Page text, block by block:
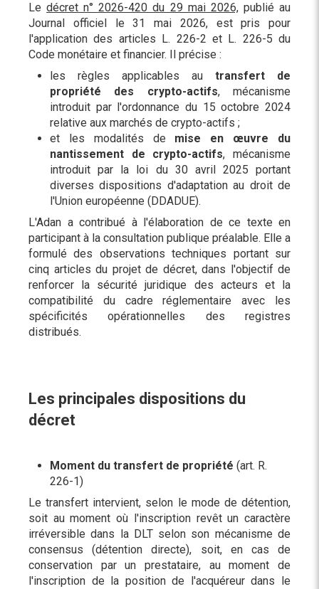
Ledécret n° 2026-420 du 29 mai 2026,publié au
Journal officiel le 31 mai 2026, est pris pour
l'application des articles L. 226-2 et L. 226-5 du
Code monétaire et financier. Il précise :
les règles applicables au transfert de
propriété des crypto-actifs, mécanisme
introduit par l'ordonnance du 15 octobre 2024
relative aux marchés de crypto-actifs ;
et les modalités de mise en œuvre du
nantissement de crypto-actifs, mécanisme
introduit par la loi du 30 avril 2025 portant
diverses dispositions d'adaptation au droit de
l'Union européenne (DDADUE).
L'Adan a contribué à l'élaboration de ce texte en
participant à la consultation publique préalable. Elle a
formulé des observations techniques portant sur
cinq articles du projet de décret, dans l'objectif de
renforcer la sécurité juridique des acteurs et la
compatibilité du cadre réglementaire avec les
spécificités opérationnelles des registres
distribués.
Les principales dispositions du
décret
Moment du transfert de propriété (art. R.
226-1)
Le transfert intervient, selon le mode de détention,
soit au moment où l'inscription revêt un caractère
irréversible dans la DLT selon son mécanisme de
consensus (détention directe), soit, en cas de
conservation par un prestataire, au moment de
l'inscription de la position de l'acquéreur dans le